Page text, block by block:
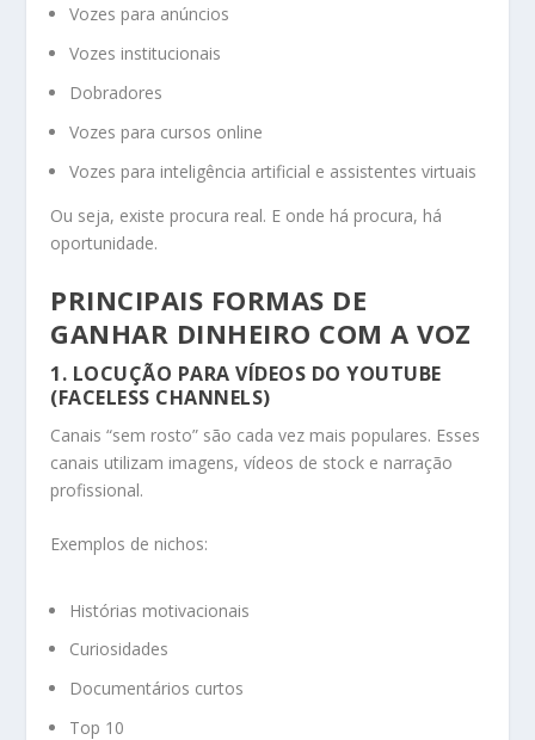
Vozes para anúncios
Vozes institucionais
Dobradores
Vozes para cursos online
Vozes para inteligência artificial e assistentes virtuais
Ou seja, existe procura real. E onde há procura, há
oportunidade.
PRINCIPAIS FORMAS DE
GANHAR DINHEIRO COM A VOZ
1. LOCUÇÃO PARA VÍDEOS DO YOUTUBE
(FACELESS CHANNELS)
Canais “sem rosto” são cada vez mais populares. Esses
canais utilizam imagens, vídeos de stock e narração
profissional.
Exemplos de nichos:
Histórias motivacionais
Curiosidades
Documentários curtos
Top 10